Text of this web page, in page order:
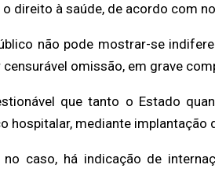
direito à saúde, de acordo com
não pode mostrar-se
censurável omissão, em grave
que tanto o Estado
hospitalar, mediante implantação
caso, há indicação de